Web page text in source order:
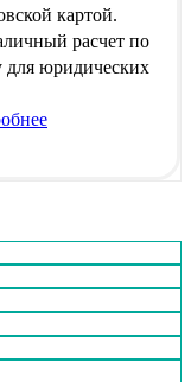
картой.
расчет по
для юридических